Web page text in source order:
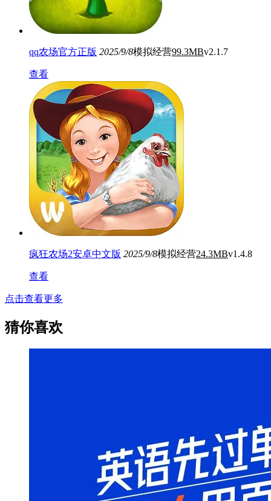
qq农场官方正版 2025/9/8模拟经营99.3MBv2.1.7
查看
疯狂农场2安卓中文版 2025/9/8模拟经营24.3MBv1.4.8
查看
点击查看更多
猜你喜欢